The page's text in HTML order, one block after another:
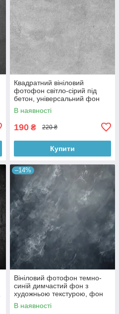
Квадратний вініловий
фотофон світло-сірий під
бетон, універсальний фон
для зйомки, 60x60 см,
№550478
В наявності
190 ₴ 220 ₴
Купити
–14%
Вініловий фотофон темно-
синій димчастий фон з
художньою текстурою, фон
для фото 60x60 см,
№551759
В наявності